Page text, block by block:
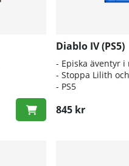
Diablo IV (PS5)
- Episka äventyr i
- Stoppa Lilith
- PS5
845 kr